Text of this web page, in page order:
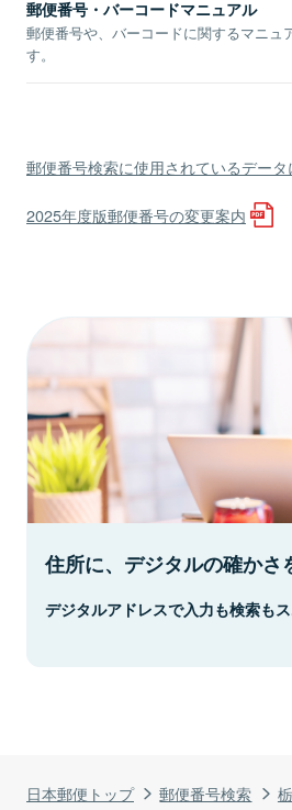
日本郵便トップ 郵便番号検索
郵便番号・バーコードマニュアル
郵便番号や、バーコードに関するマニュ
す。
郵便番号検索に使用されているデータ
2025年度版郵便番号の変更案内
住所に、デジタルの確かさ
デジタルアドレスで入力も検索もス